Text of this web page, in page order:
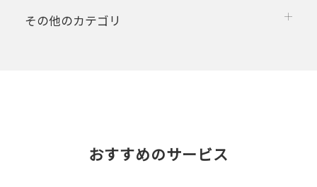
その他のカテゴリ
おすすめのサービス